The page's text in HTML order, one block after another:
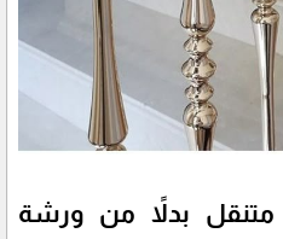
متنقل بدلاً من ورشة